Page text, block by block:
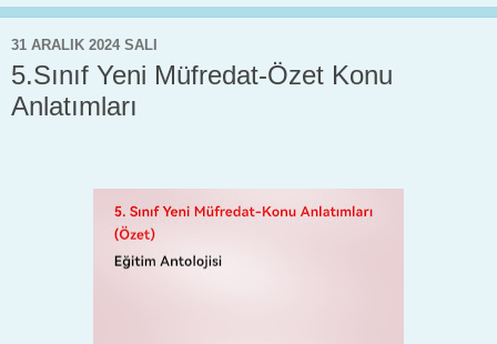
31 ARALIK 2024 SALI
5.Sınıf Yeni Müfredat-Özet Konu
Anlatımları